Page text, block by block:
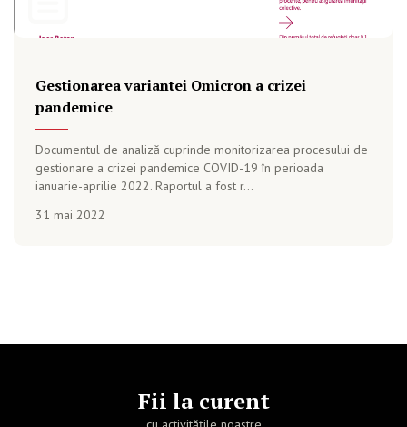
Gestionarea variantei Omicron a crizei
pandemice
Documentul de analiză cuprinde monitorizarea procesului de
gestionare a crizei pandemice COVID-19 în perioada
ianuarie-aprilie 2022. Raportul a fost r...
31 mai 2022
Fii la curent